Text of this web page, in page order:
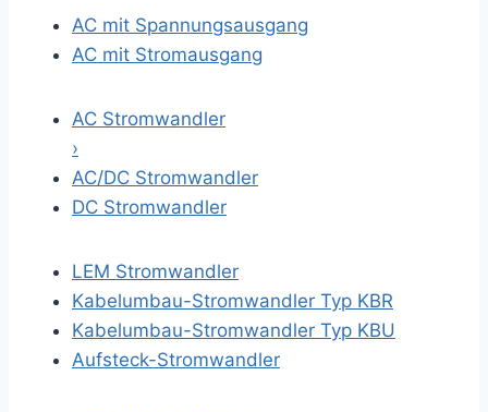
AC mit Spannungsausgang
AC mit Stromausgang
AC Stromwandler
›
AC/DC Stromwandler
DC Stromwandler
LEM Stromwandler
Kabelumbau-Stromwandler Typ KBR
Kabelumbau-Stromwandler Typ KBU
Aufsteck-Stromwandler